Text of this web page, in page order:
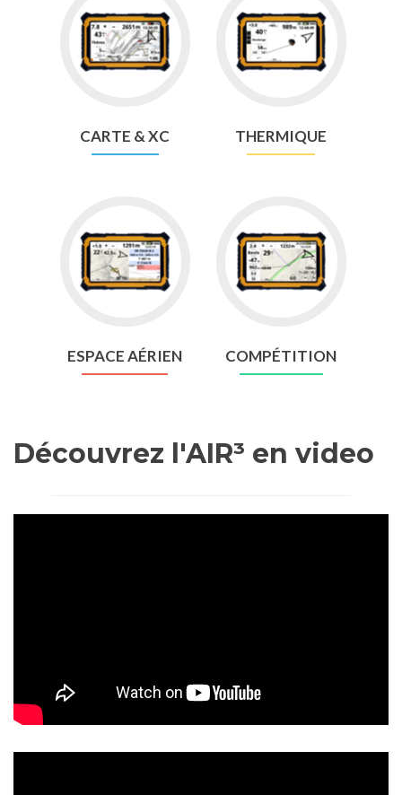
to
Map
&
CARTE & XC
to
Thermal
THERMIQUE
to
AIRSPACE
ESPACE AÉRIEN
to
Competition
COMPÉTITION
Découvrez l'AIR³ en video